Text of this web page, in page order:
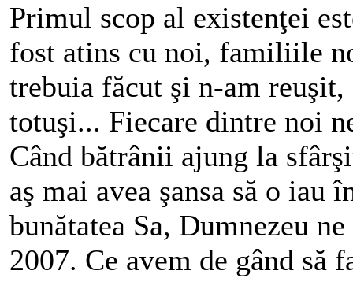
Primul scop al existenţei
fost atins cu noi, familiile
trebuia făcut şi n-am
totuşi... Fiecare dintre noi
Când bătrânii ajung la
aş mai avea şansa să o iau
bunătatea Sa, Dumnezeu
2007. Ce avem de gând să